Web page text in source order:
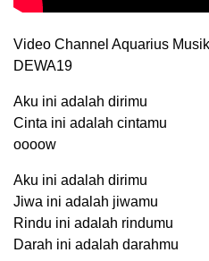
Video Channel Aquarius
DEWA19
Aku ini adalah dirimu
Cinta ini adalah cintamu
oooow
Aku ini adalah dirimu
Jiwa ini adalah jiwamu
Rindu ini adalah rindumu
Darah ini adalah darahmu